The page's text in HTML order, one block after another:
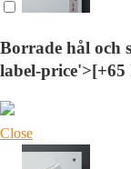
Borrade hål och
label-
Close